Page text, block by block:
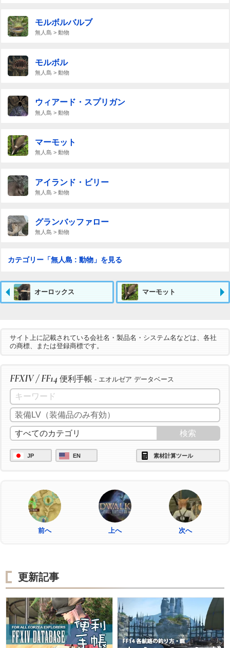
モルボルバルブ
無人島 > 動物
モルボル
無人島 > 動物
ウィアード・スプリガン
無人島 > 動物
マーモット
無人島 > 動物
アイランド・ビリー
無人島 > 動物
グランバッファロー
無人島 > 動物
カテゴリー「無人島 : 動物」を見る
オーロックス マーモット
サイト上に記載されている会社名・製品名・システム名などは、各社
の商標、または登録商標です。
FFXIV / FF14 便利手帳 - エオルゼア データベース
JP EN 素材計算ツール
前へ 上へ 次へ
更新記事